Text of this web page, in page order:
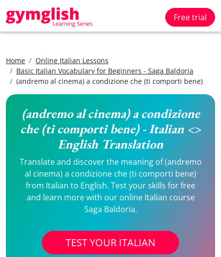
Free trial
Home
Online Italian Lessons
Basic Italian Vocabulary for Beginners - Saga Baldoria
(andremo al cinema) a condizione che (ti comporti bene)
(andremo al cinema) a condizione
che (ti comporti bene) - Italian <>
English Translation
Translate and discover the meaning of (andremo
al cinema) a condizione che (ti comporti bene)
from Italian to English. Test your skills for free
and learn more with our online Italian course
Saga Baldoria.
TEST YOUR ITALIAN